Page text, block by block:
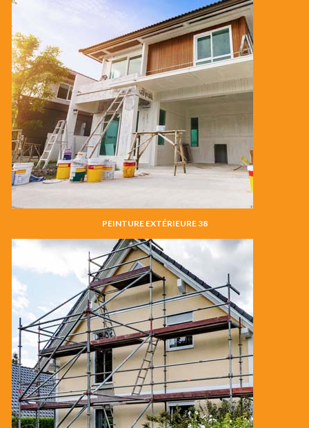
PEINTURE EXTÉRIEURE 38